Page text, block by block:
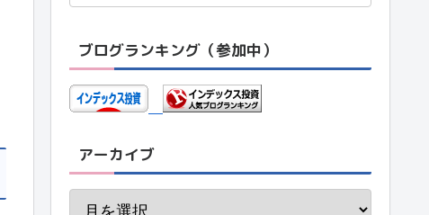
ブログランキング（参加中）
アーカイブ